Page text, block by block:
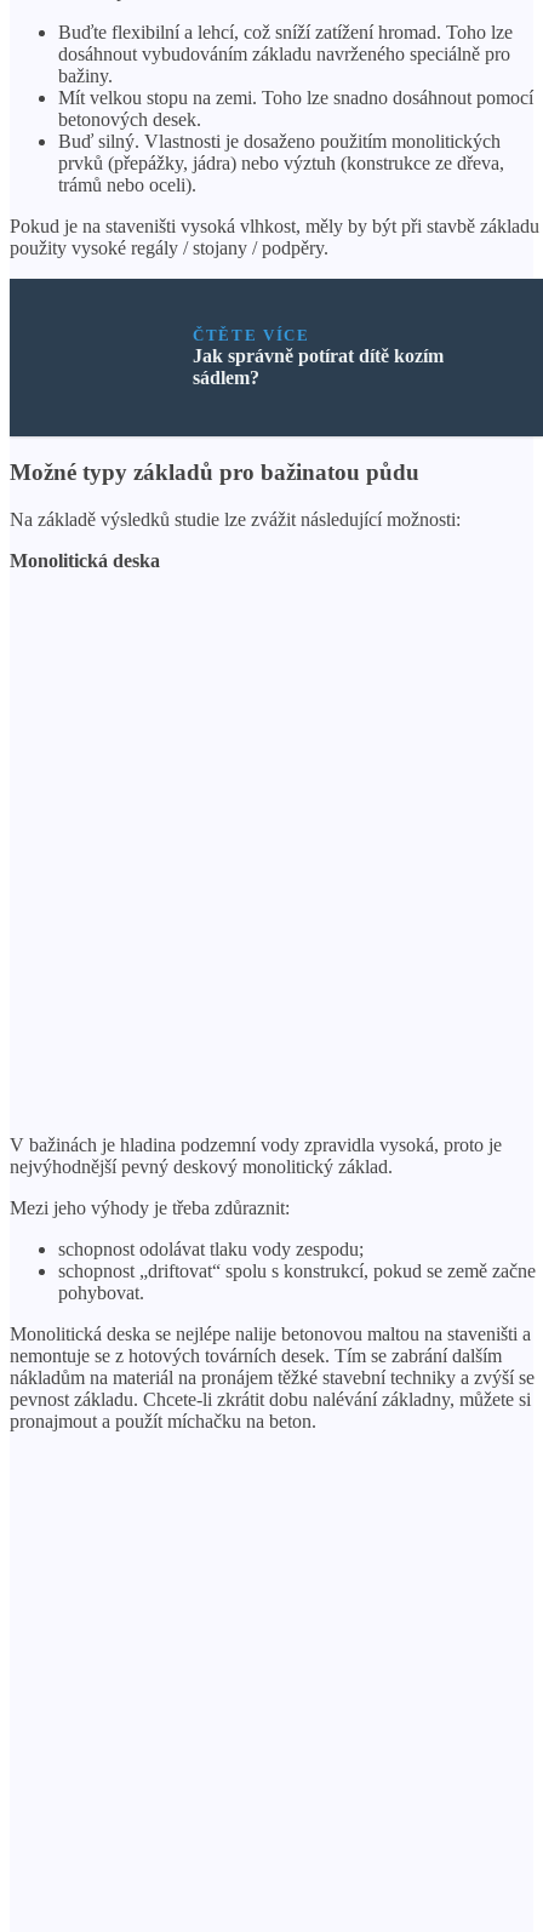
Buďte flexibilní a lehcí, což sníží zatížení hromad. Toho lze
dosáhnout vybudováním základu navrženého speciálně pro
bažiny.
Mít velkou stopu na zemi. Toho lze snadno dosáhnout pomocí
betonových desek.
Buď silný. Vlastnosti je dosaženo použitím monolitických
prvků (přepážky, jádra) nebo výztuh (konstrukce ze dřeva,
trámů nebo oceli).
Pokud je na staveništi vysoká vlhkost, měly by být při stavbě základu
použity vysoké regály / stojany / podpěry.
ČTĚTE VÍCE
Jak správně potírat dítě kozím
sádlem?
Možné typy základů pro bažinatou půdu
Na základě výsledků studie lze zvážit následující možnosti:
Monolitická deska
V bažinách je hladina podzemní vody zpravidla vysoká, proto je
nejvýhodnější pevný deskový monolitický základ.
Mezi jeho výhody je třeba zdůraznit:
schopnost odolávat tlaku vody zespodu;
schopnost „driftovat“ spolu s konstrukcí, pokud se země začne
pohybovat.
Monolitická deska se nejlépe nalije betonovou maltou na staveništi a
nemontuje se z hotových továrních desek. Tím se zabrání dalším
nákladům na materiál na pronájem těžké stavební techniky a zvýší se
pevnost základu. Chcete-li zkrátit dobu nalévání základny, můžete si
pronajmout a použít míchačku na beton.